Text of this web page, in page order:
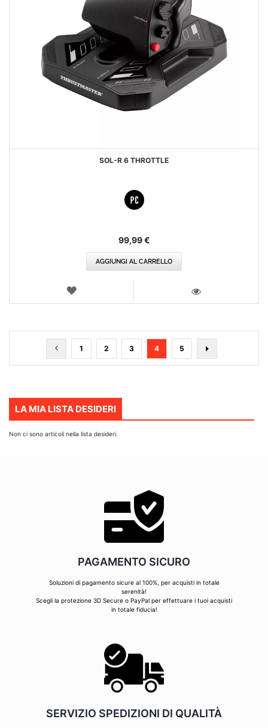
SOL-R 6 THROTTLE
99,99 €
AGGIUNGI AL CARRELLO
LISTA
Pagina
Pagina
Precedente
Pagina
1 Pagina
2 Pagina
3
Attualmente
stai
4 Pagina
5
LA MIA LISTA DESIDERI
Non ci sono articoli nella lista desideri.
PAGAMENTO SICURO
Soluzioni di pagamento sicure al 100%, per acquisti in totale
serenità!
Scegli la protezione 3D Secure o PayPal per effettuare i tuoi acquisti
in totale fiducia!
SERVIZIO SPEDIZIONI DI QUALITÀ